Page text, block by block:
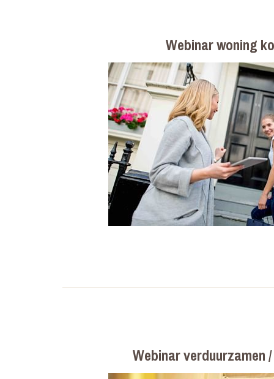
Webinar woning
Webinar verduurzamen